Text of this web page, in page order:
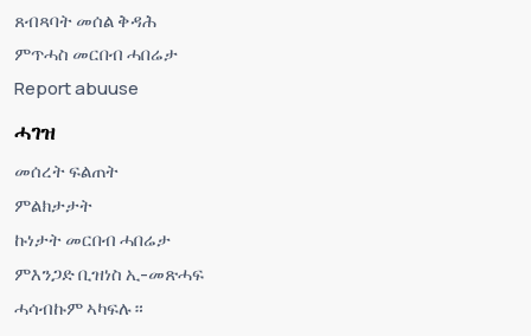
ጸብጻባት መሰል ቅዳሕ
ምጥሓስ መርበብ ሓበሬታ
Report abuuse
ሓገዝ
መሰረት ፍልጠት
ምልክታታት
ኩነታት መርበብ ሓበሬታ
ምእንጋድ ቢዝነስ ኢ-መጽሓፍ
ሓሳብኩም ኣካፍሉ።